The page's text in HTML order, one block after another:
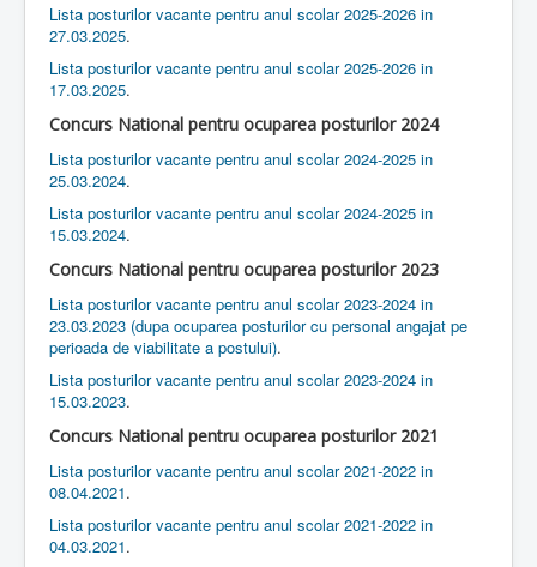
Lista posturilor vacante pentru anul scolar 2025-2026 in
27.03.2025.
Lista posturilor vacante pentru anul scolar 2025-2026 in
17.03.2025.
Concurs National pentru ocuparea posturilor 2024
Lista posturilor vacante pentru anul scolar 2024-2025 in
25.03.2024.
Lista posturilor vacante pentru anul scolar 2024-2025 in
15.03.2024.
Concurs National pentru ocuparea posturilor 2023
Lista posturilor vacante pentru anul scolar 2023-2024 in
23.03.2023 (dupa ocuparea posturilor cu personal angajat pe
perioada de viabilitate a postului).
Lista posturilor vacante pentru anul scolar 2023-2024 in
15.03.2023.
Concurs National pentru ocuparea posturilor 2021
Lista posturilor vacante pentru anul scolar 2021-2022 in
08.04.2021.
Lista posturilor vacante pentru anul scolar 2021-2022 in
04.03.2021.